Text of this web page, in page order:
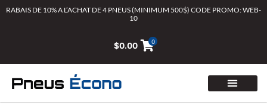
AllerRABAIS DE 10% A L’ACHAT DE 4 PNEUS (MINIMUM 500$) CODE PROMO: WEB-
10
$0.00 0